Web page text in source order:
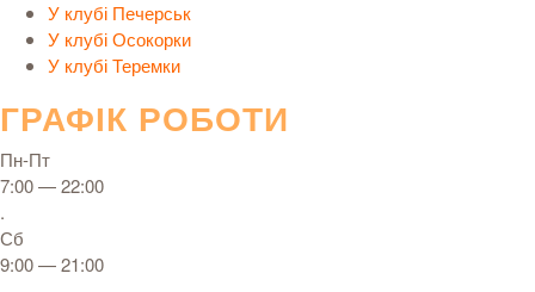
У клубі Печерськ
У клубі Осокорки
У клубі Теремки
ГРАФІК РОБОТИ
Пн-Пт
7:00 — 22:00
.
Сб
9:00 — 21:00